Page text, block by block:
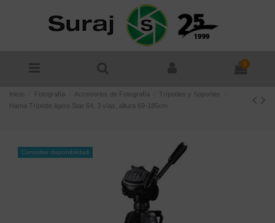
0
Inicio Fotografía Accesorios de Fotografía
Trípodes y Soportes
Hama Trípode ligero Star 64, 3 vías, altura 69-185cm
Consultar disponibilidad